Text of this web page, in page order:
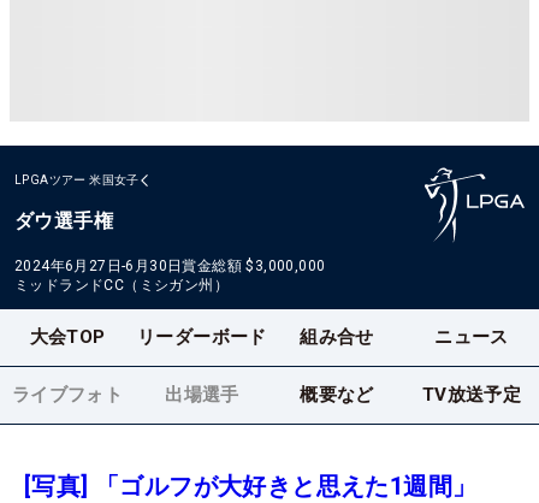
LPGAツアー 米国女子
ダウ選手権
2024年6月27日-6月30日賞金総額 $3,000,000
ミッドランドCC（ミシガン州）
大会TOP リーダーボード 組み合せ ニュース
ライブフォト 出場選手 概要など TV放送予定
[写真] 「ゴルフが大好きと思えた1週間」